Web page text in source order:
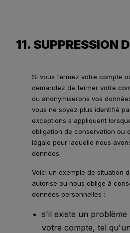
11. SUPPRESSION
Si vous fermez votre compte
demandez de fermer votre
ou anonymiserons vos
vous ne soyez plus identifié
exceptions s'appliquent
obligation de conservation ou
légale pour laquelle nous
données.
Voici un exemple de situation
autorise ou nous oblige à
données personnelles :
s'il existe un problème
votre compte, tel